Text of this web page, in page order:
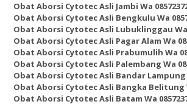
Obat Aborsi Cytotec Asli Jambi Wa
Obat Aborsi Cytotec Asli Bengkulu Wa
Obat Aborsi Cytotec Asli Lubuklinggau Wa
Obat Aborsi Cytotec Asli Pagar Alam Wa
Obat Aborsi Cytotec Asli Prabumulih Wa
Obat Aborsi Cytotec Asli Palembang Wa
Obat Aborsi Cytotec Asli Bandar Lampung
Obat Aborsi Cytotec Asli Bangka Belitung
Obat Aborsi Cytotec Asli Batam Wa